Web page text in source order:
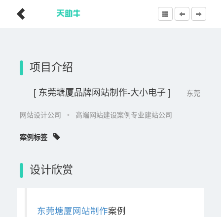
项目介绍
[ 东莞塘厦品牌网站制作-大小电子 ] 东莞
网站设计公司 • 高端网站建设案例专业建站公司
案例标签
设计欣赏
东莞塘厦网站制作案例